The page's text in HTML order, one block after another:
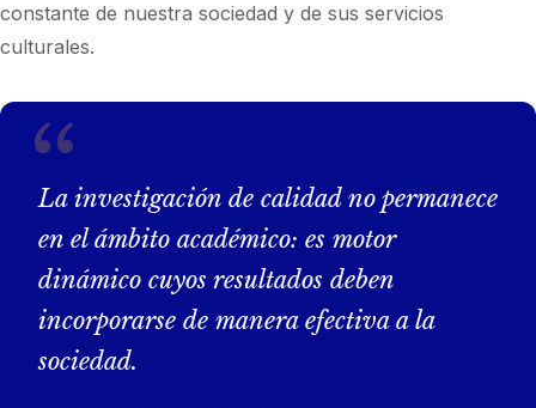
constante de nuestra sociedad y de sus servicios
culturales.
La investigación de calidad no permanece
en el ámbito académico: es motor
dinámico cuyos resultados deben
incorporarse de manera efectiva a la
sociedad.